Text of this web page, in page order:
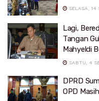
SELASA, 14
Lagi,
Tangan
Mahyeldi
SABTU, 4
DPRD
OPD